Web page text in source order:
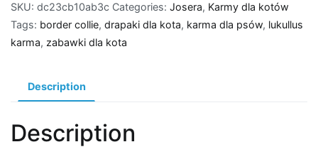
SKU: dc23cb10ab3c Categories: Josera, Karmy dla kotów
Tags: border collie, drapaki dla kota, karma dla psów, lukullus
karma, zabawki dla kota
Description
Description